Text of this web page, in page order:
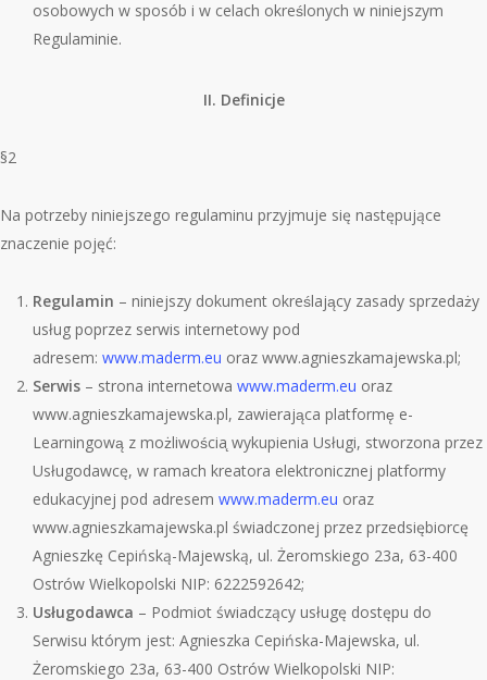
osobowych w sposób i w celach określonych w niniejszym
Regulaminie.
II. Definicje
§2
Na potrzeby niniejszego regulaminu przyjmuje się następujące
znaczenie pojęć:
Regulamin – niniejszy dokument określający zasady sprzedaży
usług poprzez serwis internetowy pod
adresem:www.maderm.eu oraz www.agnieszkamajewska.pl;
Serwis – strona internetowawww.maderm.eu oraz
www.agnieszkamajewska.pl, zawierająca platformę e-
Learningową z możliwościa ̨ wykupienia Usługi, stworzona przez
Usługodawcę, w ramach kreatora elektronicznej platformy
edukacyjnej pod adresemwww.maderm.eu oraz
www.agnieszkamajewska.pl świadczonej przez przedsiębiorcę
Agnieszkę Cepińską-Majewską, ul. Żeromskiego 23a, 63-400
Ostrów Wielkopolski NIP: 6222592642;
Usługodawca – Podmiot świadczący usługę dostępu do
Serwisu którym jest: Agnieszka Cepińska-Majewska, ul.
Żeromskiego 23a, 63-400 Ostrów Wielkopolski NIP: